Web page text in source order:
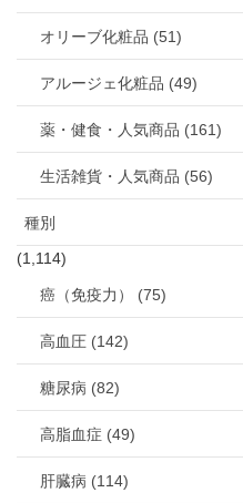
オリーブ化粧品 (51)
アルージェ化粧品 (49)
薬・健食・人気商品 (161)
生活雑貨・人気商品 (56)
種別
(1,114)
癌（免疫力） (75)
高血圧 (142)
糖尿病 (82)
高脂血症 (49)
肝臓病 (114)